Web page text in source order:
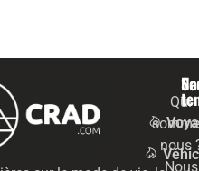
Qui
nous
Nous